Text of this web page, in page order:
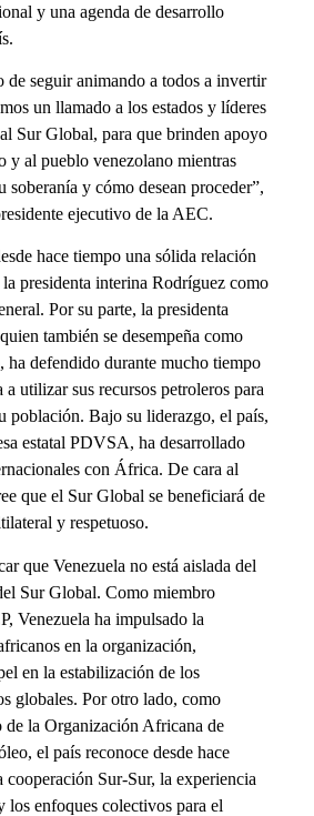
y una agenda de desarrollo
de seguir animando a todos a invertir
un llamado a los estados y líderes
Sur Global, para que brinden apoyo
y al pueblo venezolano mientras
soberanía y cómo desean proceder”,
ejecutivo de la AEC.
hace tiempo una sólida relación
presidenta interina Rodríguez como
Por su parte, la presidenta
también se desempeña como
ha defendido durante mucho tiempo
utilizar sus recursos petroleros para
población. Bajo su liderazgo, el país,
estatal PDVSA, ha desarrollado
con África. De cara al
que el Sur Global se beneficiará de
y respetuoso.
que Venezuela no está aislada del
Sur Global. Como miembro
Venezuela ha impulsado la
en la organización,
en la estabilización de los
globales. Por otro lado, como
la Organización Africana de
el país reconoce desde hace
Sur-Sur, la experiencia
los enfoques colectivos para el